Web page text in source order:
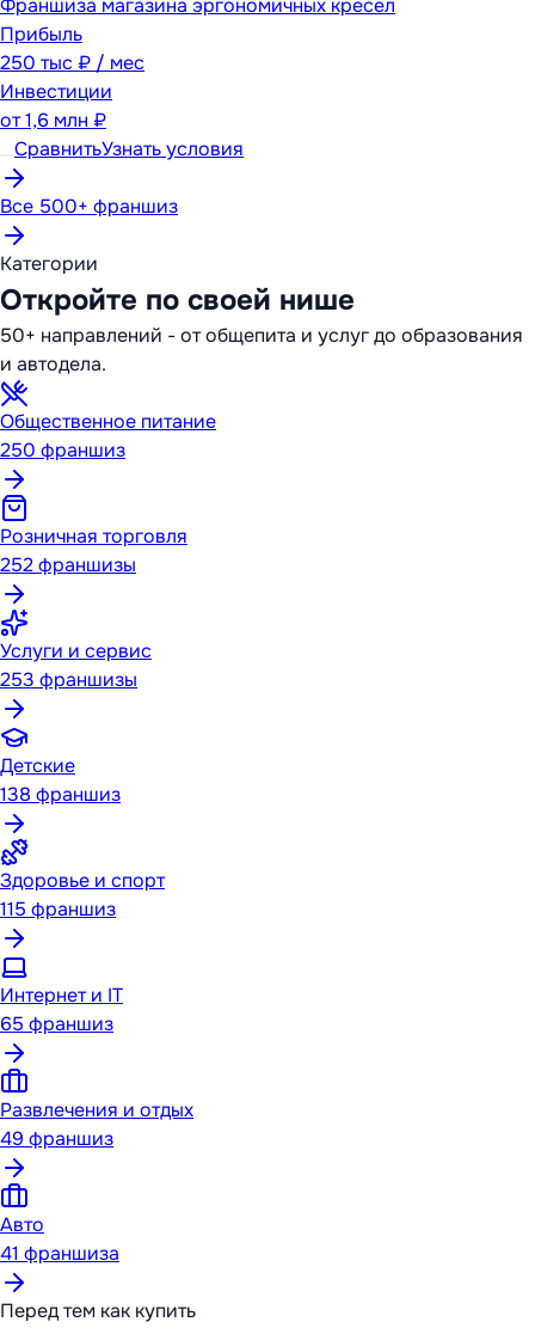
Франшиза магазина эргономичных кресел
Прибыль
250 тыс ₽ / мес
Инвестиции
от1,6 млн ₽
СравнитьУзнать условия
Все 500+ франшиз
Категории
Откройте по своей нише
50+ направлений - от общепита и услуг до образования
и автодела.
Общественное питание
250 франшиз
Розничная торговля
252франшизы
Услуги и сервис
253 франшизы
Детские
138 франшиз
Здоровье и спорт
115 франшиз
Интернет и IT
65 франшиз
Развлечения и отдых
49 франшиз
Авто
41 франшиза
Перед тем как купить